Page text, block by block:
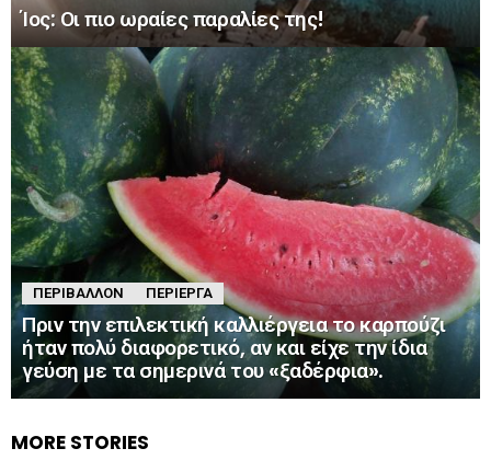
Ίος: Οι πιο ωραίες παραλίες της!
ΠΕΡΙΒΆΛΛΟΝ ΠΕΡΊΕΡΓΑ
Πριν την επιλεκτική καλλιέργεια το καρπούζι
ήταν πολύ διαφορετικό, αν και είχε την ίδια
γεύση με τα σημερινά του «ξαδέρφια».
MORE STORIES